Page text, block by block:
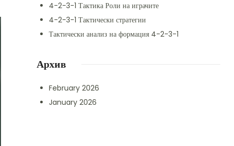
4-2-3-1 Тактика Роли на играчите
4-2-3-1 Тактически стратегии
Тактически анализ на формация 4-2-3-1
Архив
February 2026
January 2026